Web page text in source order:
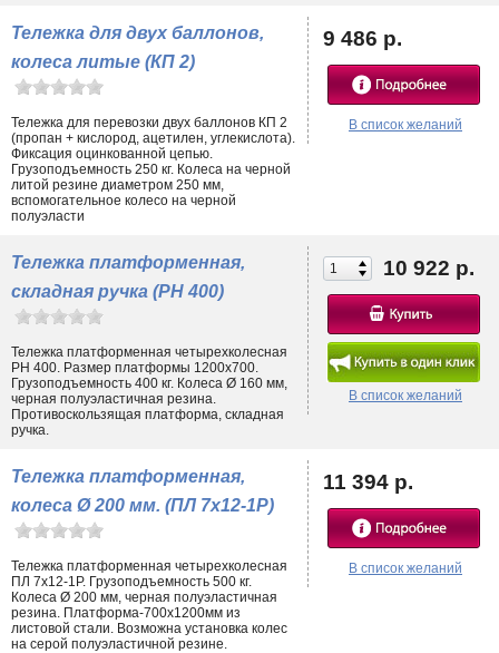
9 486 р.
В список желаний
Тележка для двух баллонов,
колеса литые (КП 2)
Тележка для перевозки двух баллонов КП 2
(пропан + кислород, ацетилен, углекислота).
Фиксация оцинкованной цепью.
Грузоподъемность 250 кг. Колеса на черной
литой резине диаметром 250 мм,
вспомогательное колесо на черной
полуэласти
10 922 р.
В список желаний
Тележка платформенная,
складная ручка (PH 400)
Тележка платформенная четырехколесная
PH 400. Размер платформы 1200х700.
Грузоподъемность 400 кг. Колеса Ø 160 мм,
черная полуэластичная резина.
Противоскользящая платформа, складная
ручка.
11 394 р.
В список желаний
Тележка платформенная,
колеса Ø 200 мм. (ПЛ 7х12-1Р)
Тележка платформенная четырехколесная
ПЛ 7х12-1Р. Грузоподъемность 500 кг.
Колеса Ø 200 мм, черная полуэластичная
резина. Платформа-700х1200мм из
листовой стали. Возможна установка колес
на серой полуэластичной резине.